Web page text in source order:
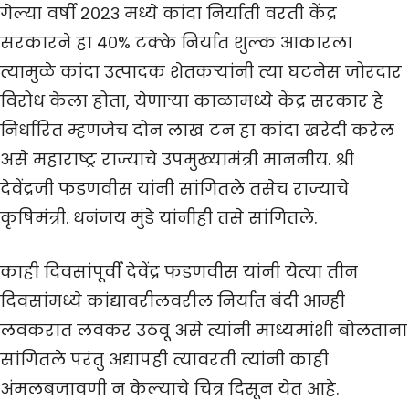
गेल्या वर्षी २०२३ मध्ये कांदा निर्याती वरती केंद्र
सरकारने हा ४०% टक्के निर्यात शुल्क आकारला
त्यामुळे कांदा उत्पादक शेतकऱ्यांनी त्या घटनेस जोरदार
विरोध केला होता, येणाऱ्या काळामध्ये केंद्र सरकार हे
निर्धारित म्हणजेच दोन लाख टन हा कांदा खरेदी करेल
असे महाराष्ट्र राज्याचे उपमुख्यामंत्री माननीय. श्री
देवेंद्रजी फडणवीस यांनी सांगितले तसेच राज्याचे
कृषिमंत्री. धनंजय मुंडे यांनीही तसे सांगितले.
काही दिवसांपूर्वी देवेंद्र फडणवीस यांनी येत्या तीन
दिवसांमध्ये कांद्यावरीलवरील निर्यात बंदी आम्ही
लवकरात लवकर उठवू असे त्यांनी माध्यमांशी बोलताना
सांगितले परंतु अद्यापही त्यावरती त्यांनी काही
अंमलबजावणी न केल्याचे चित्र दिसून येत आहे.